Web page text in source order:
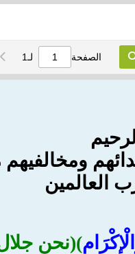
الصفحة لـ1
العالمين
)(نحن